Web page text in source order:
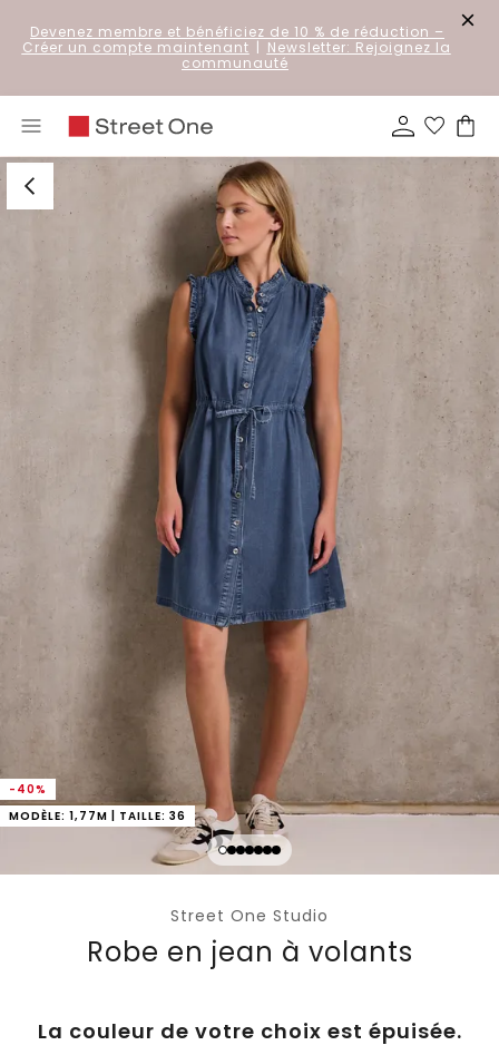
Devenez membre et bénéficiez de 10 % de réduction –
Créer un compte maintenant | Newsletter: Rejoignez la
communauté
-40%
MODÈLE: 1,77M | TAILLE: 36
Street One Studio
Robe en jean à volants
La couleur de votre choix est épuisée.